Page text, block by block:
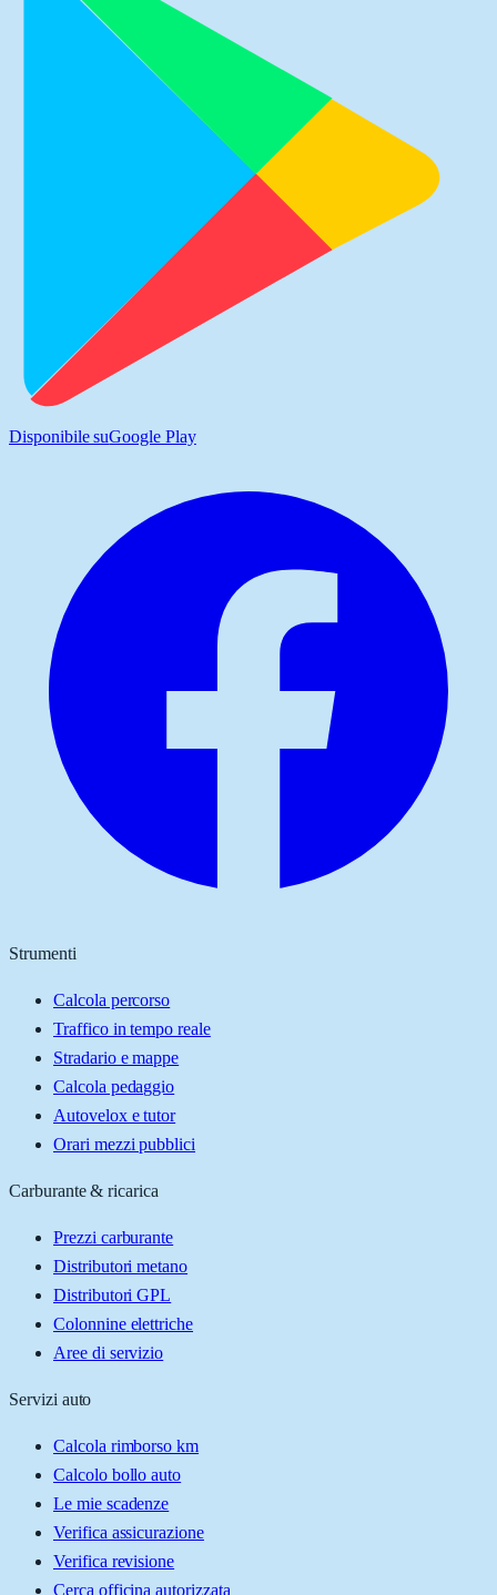
Disponibile suGoogle Play
Strumenti
Calcola percorso
Traffico in tempo reale
Stradario e mappe
Calcola pedaggio
Autovelox e tutor
Orari mezzi pubblici
Carburante & ricarica
Prezzi carburante
Distributori metano
Distributori GPL
Colonnine elettriche
Aree di servizio
Servizi auto
Calcola rimborso km
Calcolo bollo auto
Le mie scadenze
Verifica assicurazione
Verifica revisione
Cerca officina autorizzata